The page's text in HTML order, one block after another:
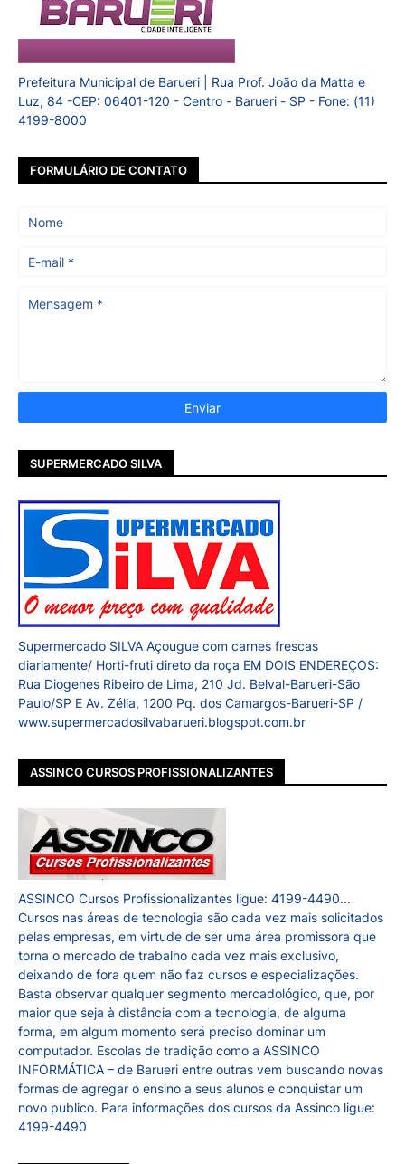
Prefeitura Municipal de Barueri | Rua Prof. João da Matta e
Luz, 84 -CEP: 06401-120 - Centro - Barueri - SP - Fone: (11)
4199-8000
FORMULÁRIO DE CONTATO
SUPERMERCADO SILVA
Supermercado SILVA Açougue com carnes frescas
diariamente/ Horti-fruti direto da roça EM DOIS ENDEREÇOS:
Rua Diogenes Ribeiro de Lima, 210 Jd. Belval-Barueri-São
Paulo/SP E Av. Zélia, 1200 Pq. dos Camargos-Barueri-SP /
www.supermercadosilvabarueri.blogspot.com.br
ASSINCO CURSOS PROFISSIONALIZANTES
ASSINCO Cursos Profissionalizantes ligue: 4199-4490...
Cursos nas áreas de tecnologia são cada vez mais solicitados
pelas empresas, em virtude de ser uma área promissora que
torna o mercado de trabalho cada vez mais exclusivo,
deixando de fora quem não faz cursos e especializações.
Basta observar qualquer segmento mercadológico, que, por
maior que seja à distância com a tecnologia, de alguma
forma, em algum momento será preciso dominar um
computador. Escolas de tradição como a ASSINCO
INFORMÁTICA – de Barueri entre outras vem buscando novas
formas de agregar o ensino a seus alunos e conquistar um
novo publico. Para informações dos cursos da Assinco ligue:
4199-4490